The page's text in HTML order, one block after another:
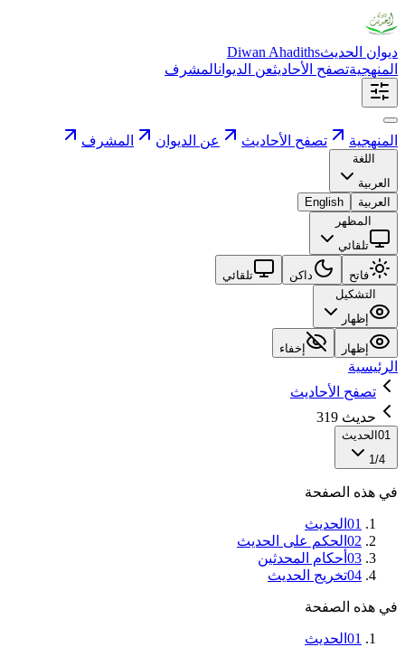
ديوان الحديثDiwan Ahadiths
المنهجيةتصفح الأحاديثعن الديوانالمشرف
المنهجية تصفح الأحاديث عن الديوان المشرف
اللغة
العربية
العربية
English
المظهر
تلقائي
فاتح داكن
تلقائي
التشكيل
إظهار
إظهار إخفاء
الرئيسية
تصفح الأحاديث
حديث 319
01 الحديث
1/4
في هذه الصفحة
01 الحديث
02 الحكم على الحديث
03 أحكام المحدثين
04تخريج الحديث
في هذه الصفحة
01 الحديث